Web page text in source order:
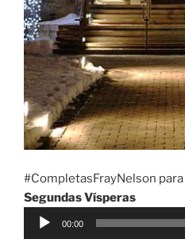
#CompletasFrayNelson para
Segundas Vísperas
Reproductor
00:00